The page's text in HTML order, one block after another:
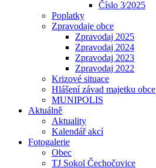
Číslo 3⁄2025
Poplatky
Zpravodaje obce
Zpravodaj 2025
Zpravodaj 2024
Zpravodaj 2023
Zpravodaj 2022
Krizové situace
Hlášení závad majetku obce
MUNIPOLIS
Aktuálně
Aktuality
Kalendář akcí
Fotogalerie
Obec
TJ Sokol Čechočovice